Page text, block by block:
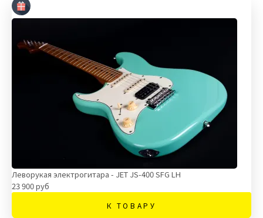
Леворукая электрогитара - JET JS-400 SFG LH
23 900 руб
К ТОВАРУ